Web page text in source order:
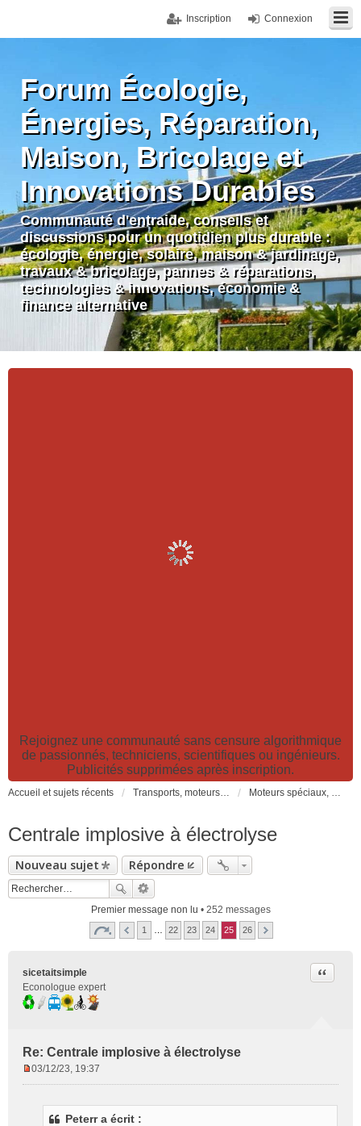
Connexion
Inscription
Forum Écologie,
Énergies, Réparation,
Maison, Bricolage et
Innovations Durables
Communauté d'entraide, conseils et
discussions pour un quotidien plus durable :
écologie, énergie, solaire, maison & jardinage,
travaux & bricolage, pannes & réparations,
technologies & innovations, économie &
finance alternative
Rejoignez une communauté sans censure algorithmique
de passionnés, techniciens, scientifiques ou ingénieurs.
Publicités supprimées après inscription.
Accueil et sujets récents Transports, moteurs et pollution : nouveaux moteurs, transports électriques et innovations technologiques Moteurs spéciaux, brevets, réduction de consommation de carburant
Centrale implosive à électrolyse
Nouveau sujet Répondre
Premier message non lu • 252 messages
1 22 23 24 25 26
sicetaitsimple
Econologue expert
Re: Centrale implosive à électrolyse
Citer
03/12/23, 19:37
Peterr a écrit :